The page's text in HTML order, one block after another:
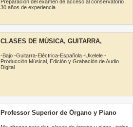
Preparación del examen de acceso al conservatorio .
30 años de experiencia. ...
CLASES DE MÚSICA, GUITARRA,
-Bajo -Guitarra-Eléctrica-Española -Ukelele -
Producción Músical, Edición y Grabación de Audio
Digital
Professor Superior de Órgano y Piano